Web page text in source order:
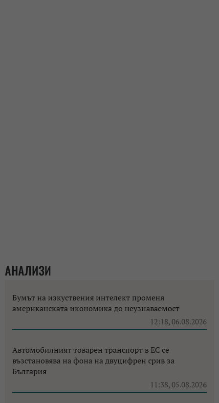
АНАЛИЗИ
Бумът на изкуствения интелект променя
американската икономика до неузнаваемост
12:18, 06.08.2026
Автомобилният товарен транспорт в ЕС се
възстановява на фона на двуцифрен срив за
България
11:38, 05.08.2026